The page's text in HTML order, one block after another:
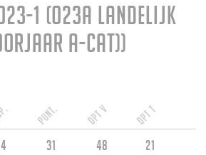
1 (O23A Landelijk
A-cat))
Punt. DPT V DPT T
31 48 21